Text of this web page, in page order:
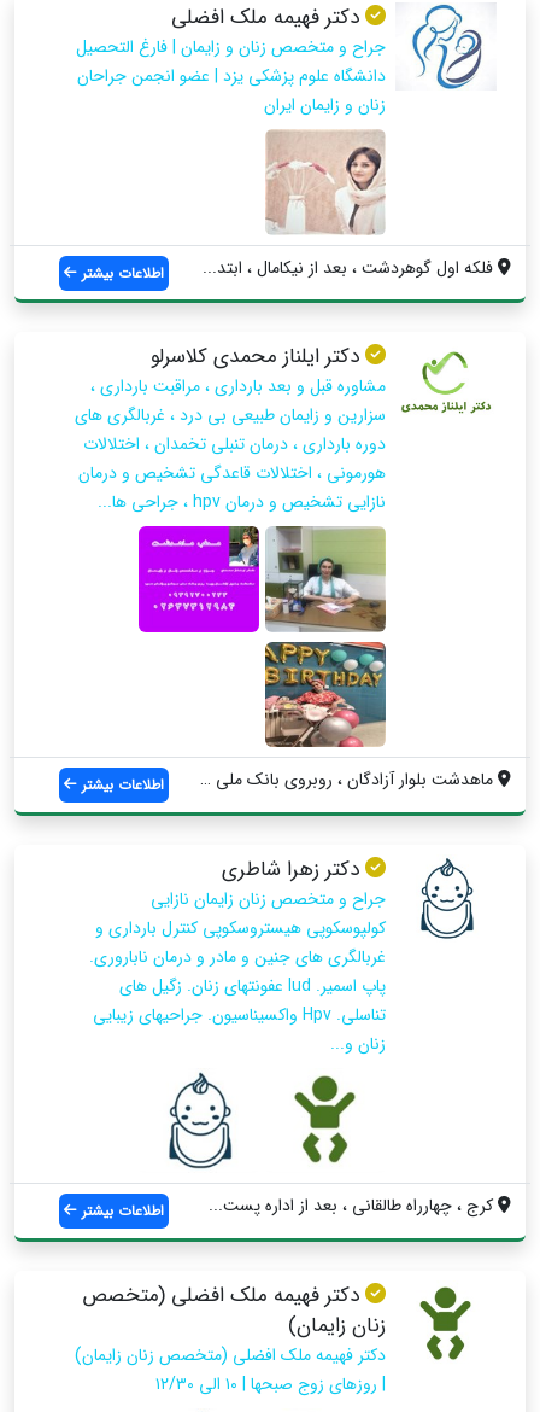
دکتر فهیمه ملک افضلی
جراح و متخصص زنان و زایمان | فارغ التحصیل
دانشگاه علوم پزشکی یزد | عضو انجمن جراحان
زنان و زایمان ایران
فلکه اول گوهردشت ، بعد از نیکامال ، ابتد... اطلاعات بیشتر
دكتر ايلناز محمدي كلاسرلو
مشاوره قبل و بعد بارداری ، مراقبت بارداری ،
سزارین و زایمان طبیعی بی درد ، غربالگری های
دوره بارداری ، درمان تنبلی تخمدان ، اختلالات
هورمونی ، اختلالات قاعدگی تشخیص و درمان
نازایی تشخیص و درمان hpv ، جراحی ها...
ماهدشت بلوار آزادگان ، روبروي بانك ملي ،... اطلاعات بیشتر
دکتر زهرا شاطری
جراح و متخصص زنان زایمان نازایی
کولپوسکوپی هیستروسکوپی کنترل بارداری و
غربالگری های جنین و مادر و درمان ناباروری.
پاپ اسمیر. Iud عفونتهای زنان. زگیل های
تناسلی. Hpv واکسیناسیون. جراحیهای زیبایی
زنان و...
کرج ، چهارراه طالقانی ، بعد از اداره پست... اطلاعات بیشتر
دکتر فهیمه ملک افضلی (متخصص
زنان زایمان)
دکتر فهیمه ملک افضلی (متخصص زنان زایمان)
| روزهای زوج صبحها | ۱۰ الی ۱۲/۳۰